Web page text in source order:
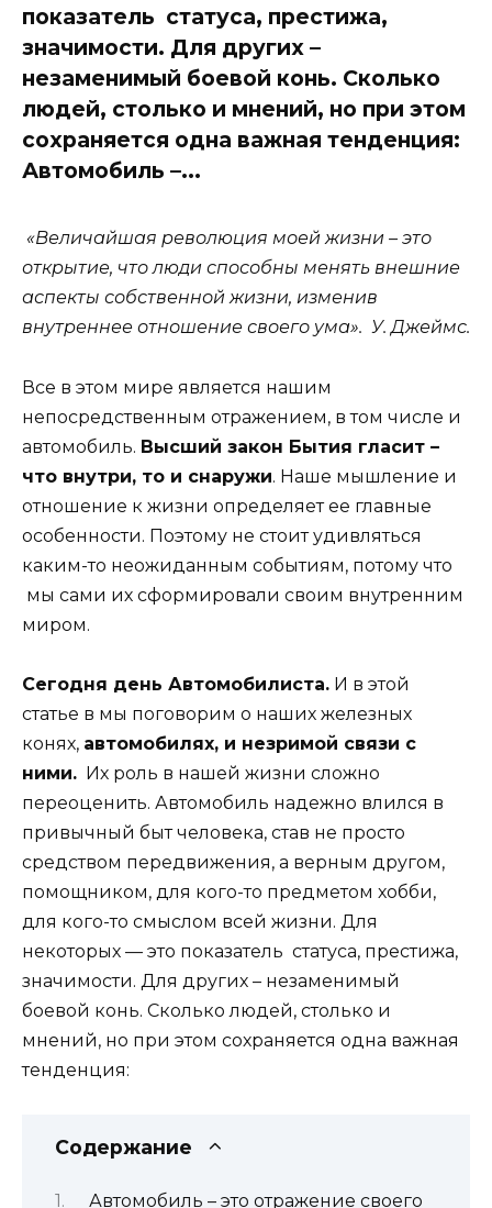
показатель статуса, престижа,
значимости. Для других –
незаменимый боевой конь. Сколько
людей, столько и мнений, но при этом
сохраняется одна важная тенденция:
Автомобиль –...
«Величайшая революция моей жизни – это
открытие, что люди способны менять внешние
аспекты собственной жизни, изменив
внутреннее отношение своего ума». У. Джеймс.
Все в этом мире является нашим
непосредственным отражением, в том числе и
автомобиль. Высший закон Бытия гласит –
что внутри, то и снаружи. Наше мышление и
отношение к жизни определяет ее главные
особенности. Поэтому не стоит удивляться
каким-то неожиданным событиям, потому что
мы сами их сформировали своим внутренним
миром.
Сегодня день Автомобилиста. И в этой
статье в мы поговорим о наших железных
конях, автомобилях, и незримой связи с
ними. Их роль в нашей жизни сложно
переоценить. Автомобиль надежно влился в
привычный быт человека, став не просто
средством передвижения, а верным другом,
помощником, для кого-то предметом хобби,
для кого-то смыслом всей жизни. Для
некоторых — это показатель статуса, престижа,
значимости. Для других – незаменимый
боевой конь. Сколько людей, столько и
мнений, но при этом сохраняется одна важная
тенденция:
Содержание
Автомобиль – это отражение своего